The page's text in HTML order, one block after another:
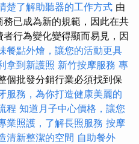
楚了解助聽器的工作方式 由
已成為新的規範，因此在共
行為變化變得顯而易見，因
餐點外燴，讓您的活動更具
拿到新護照 新竹按摩服務 專
個批發分銷行業必須找到保
服務，為你打造健康美麗的
程 知道月子中心價格，讓您
業照護，了解長照服務 按摩
清新整潔的空間 自助餐外